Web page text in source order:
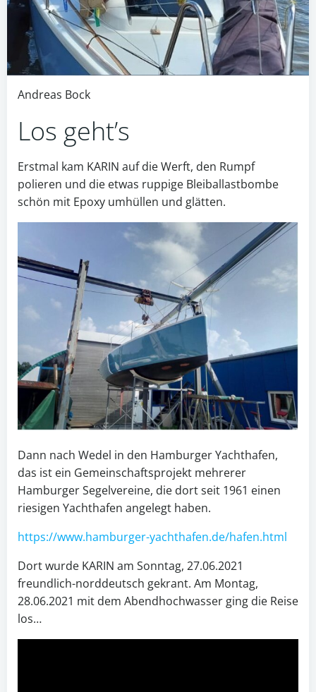
Andreas Bock
Los geht’s
Erstmal kam KARIN auf die Werft, den Rumpf
polieren und die etwas ruppige Bleiballastbombe
schön mit Epoxy umhüllen und glätten.
Dann nach Wedel in den Hamburger Yachthafen,
das ist ein Gemeinschaftsprojekt mehrerer
Hamburger Segelvereine, die dort seit 1961 einen
riesigen Yachthafen angelegt haben.
https://www.hamburger-yachthafen.de/hafen.html
Dort wurde KARIN am Sonntag, 27.06.2021
freundlich-norddeutsch gekrant. Am Montag,
28.06.2021 mit dem Abendhochwasser ging die Reise
los…